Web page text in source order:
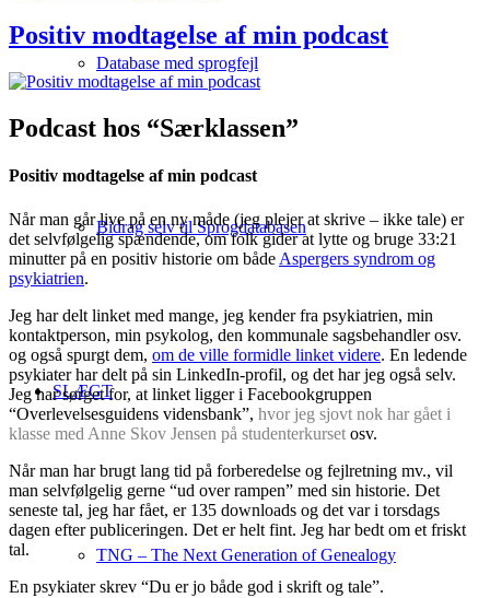
Database med sprogfejl
Bidrag selv til Sprogdatabasen
SLÆGT
TNG – The Next Generation of Genealogy
Positiv modtagelse af min podcast
Podcast hos “Særklassen”
Positiv modtagelse af min podcast
Når man går live på en ny måde (jeg plejer at skrive – ikke tale) er
det selvfølgelig spændende, om folk gider at lytte og bruge 33:21
minutter på en positiv historie om både Aspergers syndrom og
psykiatrien.
Jeg har delt linket med mange, jeg kender fra psykiatrien, min
kontaktperson, min psykolog, den kommunale sagsbehandler osv.
og også spurgt dem, om de ville formidle linket videre. En ledende
psykiater har delt på sin LinkedIn-profil, og det har jeg også selv.
Jeg har sørget for, at linket ligger i Facebookgruppen
“Overlevelsesguidens vidensbank”, hvor jeg sjovt nok har gået i
klasse med Anne Skov Jensen på studenterkurset osv.
Når man har brugt lang tid på forberedelse og fejlretning mv., vil
man selvfølgelig gerne “ud over rampen” med sin historie. Det
seneste tal, jeg har fået, er 135 downloads og det var i torsdags
dagen efter publiceringen. Det er helt fint. Jeg har bedt om et friskt
tal.
En psykiater skrev “Du er jo både god i skrift og tale”.